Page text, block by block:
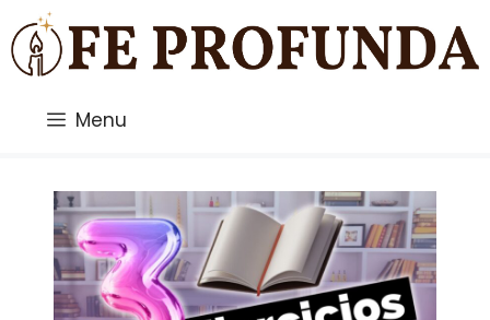
Saltar
al
contenido
Menu